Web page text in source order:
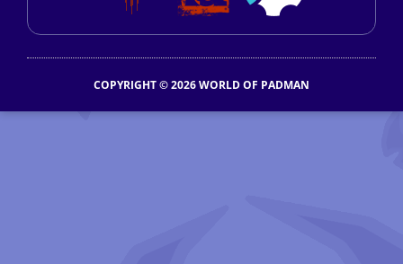
COPYRIGHT © 2026 WORLD OF PADMAN